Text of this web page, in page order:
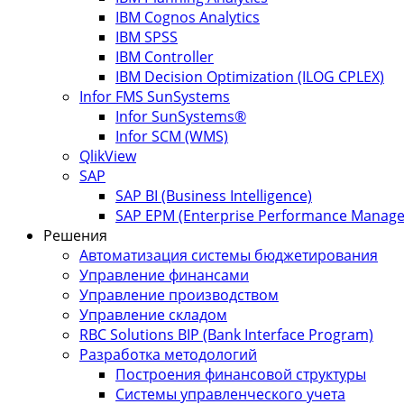
IBM Cognos Analytics
IBM SPSS
IBM Controller
IBM Decision Optimization (ILOG CPLEX)
Infor FMS SunSystems
Infor SunSystems®
Infor SCM (WMS)
QlikView
SAP
SAP BI (Business Intelligence)
SAP EPM (Enterprise Performance
Решения
Автоматизация системы бюджетирования
Управление финансами
Управление производством
Управление складом
RBC Solutions BIP (Bank Interface Program)
Разработка методологий
Построения финансовой структуры
Системы управленческого учета